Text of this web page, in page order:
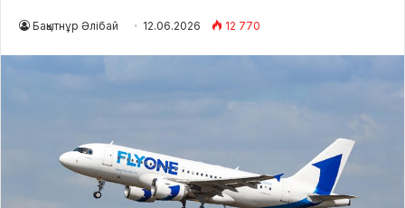
Бақытнұр Әлібай 12.06.2026 12 770